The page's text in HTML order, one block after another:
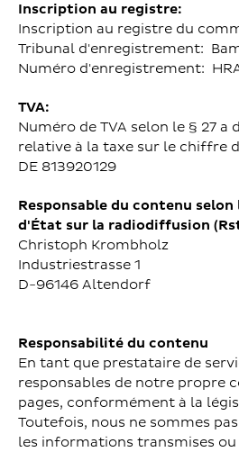
Inscription au registre:
Inscription au registre du
Tribunal d'enregistrement:
Numéro d'enregistrement: HRA
TVA:
Numéro de TVA selon le § 27 a
relative à la taxe sur le chiffre
DE 813920129
Responsable du contenu selon
d'État sur la radiodiffusion
Christoph Krombholz
Industriestrasse 1
D-96146 Altendorf
Responsabilité du contenu
En tant que prestataire de
responsables de notre propre
pages, conformément à la
Toutefois, nous ne sommes
les informations transmises ou